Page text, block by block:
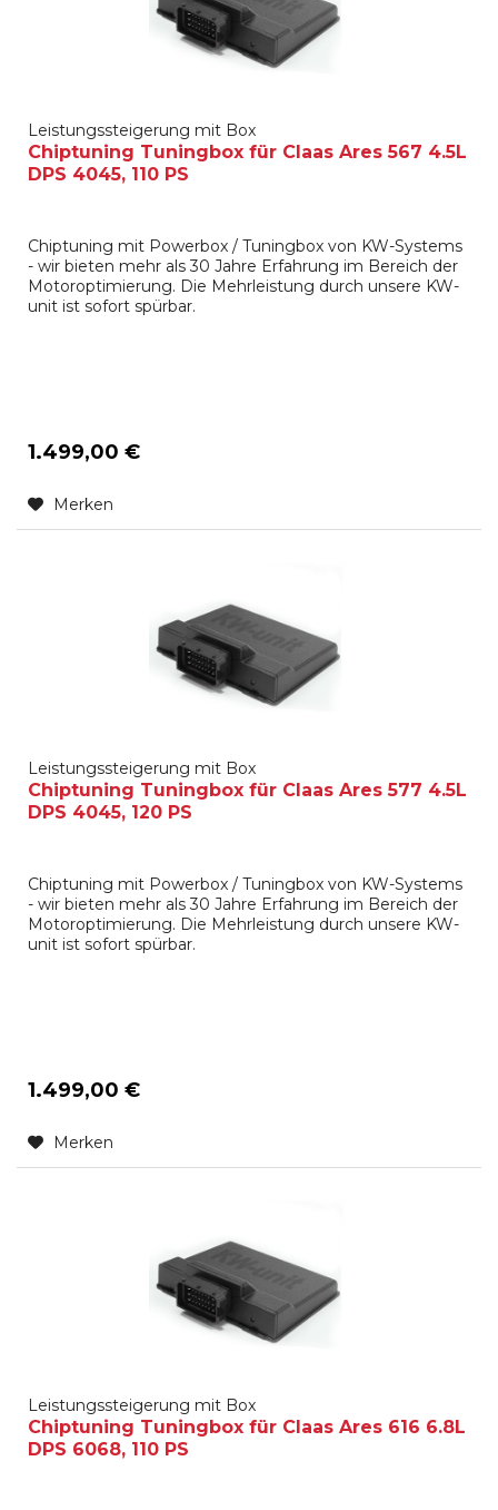
Leistungssteigerung mit Box
Chiptuning Tuningbox für Claas Ares 567 4.5L
DPS 4045, 110 PS
Chiptuning mit Powerbox / Tuningbox von KW-Systems
- wir bieten mehr als 30 Jahre Erfahrung im Bereich der
Motoroptimierung. Die Mehrleistung durch unsere KW-
unit ist sofort spürbar.
1.499,00 €
Merken
Leistungssteigerung mit Box
Chiptuning Tuningbox für Claas Ares 577 4.5L
DPS 4045, 120 PS
Chiptuning mit Powerbox / Tuningbox von KW-Systems
- wir bieten mehr als 30 Jahre Erfahrung im Bereich der
Motoroptimierung. Die Mehrleistung durch unsere KW-
unit ist sofort spürbar.
1.499,00 €
Merken
Leistungssteigerung mit Box
Chiptuning Tuningbox für Claas Ares 616 6.8L
DPS 6068, 110 PS